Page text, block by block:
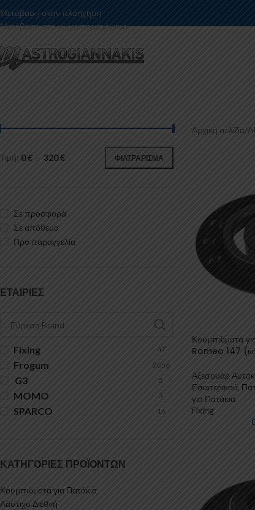
Μετάβαση στην πλοήγηση
Μετάβαση στο κύριο περιεχόμενο
ΦΙΛΤΡΆΡΙΣΜΑ
Τιμή: 0 € — 320 €
Σε προσφορά
Σε απόθεμα
Προ παραγγελία
ΕΤΑΙΡΊΕΣ
Fixing 47
Frogum 2056
G3 5
MOMO 3
SPARCO 16
ΚΑΤΗΓΟΡΊΕΣ ΠΡΟΪΌΝΤΩΝ
Κουμπώματα για Πατάκια
Λάστιχο Διεθνή
Αρχική σελίδα/
Κουμπώματα
Romeo 147
Αξεσουάρ
Εσωτερικού,
για Πατάκια
Fixing